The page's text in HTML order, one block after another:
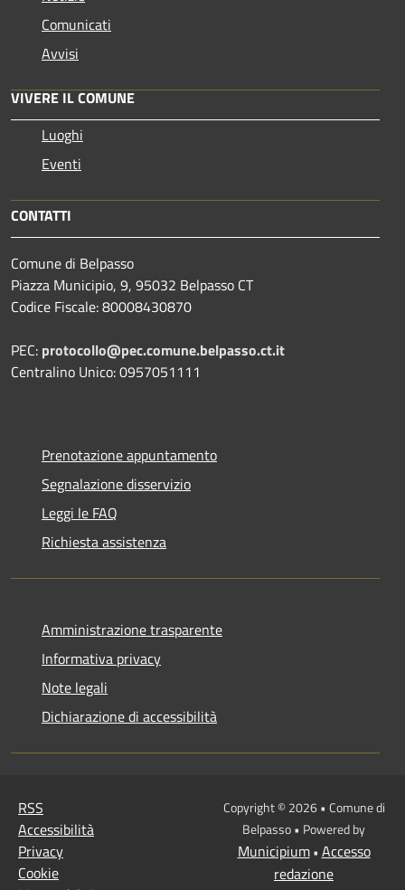
Comunicati
Avvisi
VIVERE IL COMUNE
Luoghi
Eventi
CONTATTI
Comune di Belpasso
Piazza Municipio, 9, 95032 Belpasso CT
Codice Fiscale: 80008430870
PEC: protocollo@pec.comune.belpasso.ct.it
Centralino Unico: 0957051111
Prenotazione appuntamento
Segnalazione disservizio
Leggi le FAQ
Richiesta assistenza
Amministrazione trasparente
Informativa privacy
Note legali
Dichiarazione di accessibilità
RSS
Accessibilità
Privacy
Cookie
Copyright © 2026 • Comune di
Belpasso • Powered by
Municipium• Accesso
redazione